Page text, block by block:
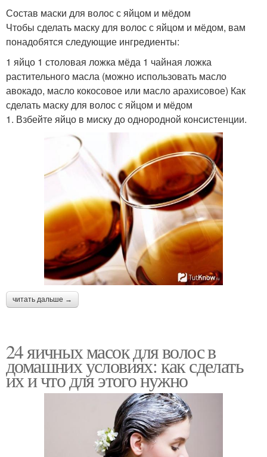
Состав маски для волос с яйцом и мёдом
Чтобы сделать маску для волос с яйцом и мёдом, вам
понадобятся следующие ингредиенты:
1 яйцо 1 столовая ложка мёда 1 чайная ложка
растительного масла (можно использовать масло
авокадо, масло кокосовое или масло арахисовое) Как
сделать маску для волос с яйцом и мёдом
1. Взбейте яйцо в миску до однородной консистенции.
читать дальше →
24 яичных масок для волос в
домашних условиях: как сделать
их и что для этого нужно